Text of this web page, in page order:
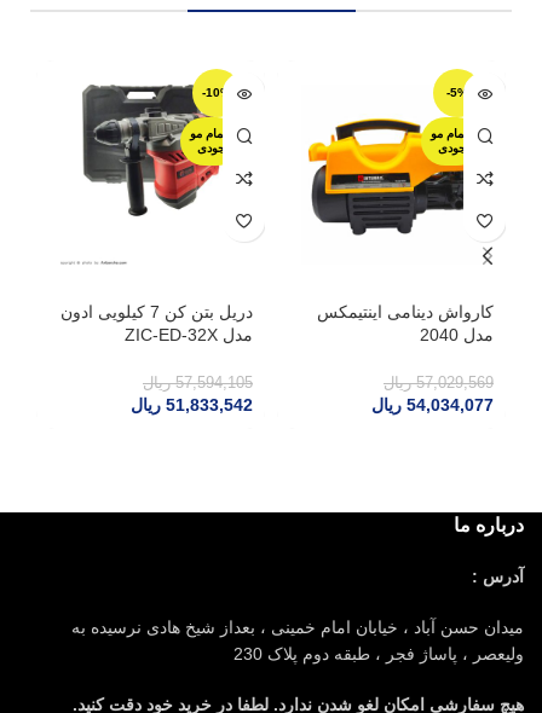
-5%
اتمام مو
جودی
کارواش دینامی اینتیمکس
مدل 2040
57,029,569 ریال
54,034,077 ریال
-10%
اتمام مو
جودی
دریل بتن کن 7 کیلویی ادون
مدل ZIC-ED-32X
57,594,105 ریال
51,833,542 ریال
درباره ما
آدرس :
میدان حسن آباد ، خیابان امام خمینی ، بعداز شیخ هادی نرسیده به
ولیعصر ، پاساژ فجر ، طبقه دوم پلاک 230
هیچ سفارشی امکان لغو شدن ندارد. لطفا در خرید خود دقت کنید.